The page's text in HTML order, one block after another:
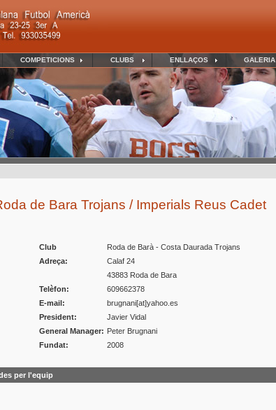
COMPETICIONS CLUBS ENLLAÇOS GALERIA
de Bara Trojans / Imperials Reus Cadet
Club
Roda de Barà - Costa Daurada Trojans
Adreça:
Calaf 24
43883 Roda de Bara
Telèfon:
609662378
E-mail:
brugnani[at]yahoo.es
President:
Javier Vidal
General Manager: Peter Brugnani
Fundat:
2008
per l'equip